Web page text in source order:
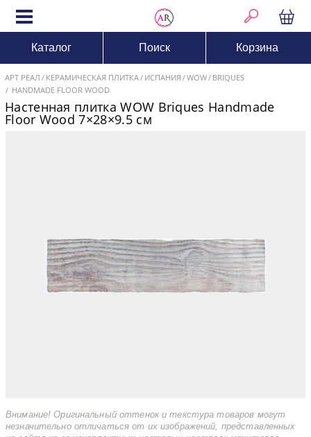
Каталог Поиск Корзина
АРТ РЕАЛ КЕРАМИЧЕСКАЯ ПЛИТКА ИСПАНИЯ WOW BRIQUES
HANDMADE FLOOR WOOD
Настенная плитка WOW Briques Handmade
Floor Wood 7×28×9.5 см
Внимание! Оригинальный оттенок и текстура товаров могут
незначительно отличаться от их изображений, представленных